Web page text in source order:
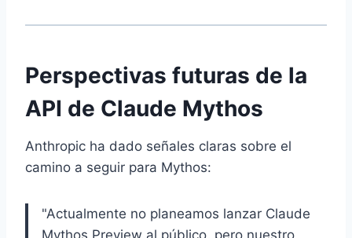
Perspectivas futuras de la
API de Claude Mythos
Anthropic ha dado señales claras sobre el
camino a seguir para Mythos:
"Actualmente no planeamos lanzar Claude
Mythos Preview al público, pero nuestro